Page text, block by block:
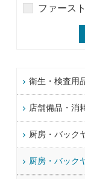
ファース
衛生・検査用
店舗備品・消
厨房・バック
厨房・バック